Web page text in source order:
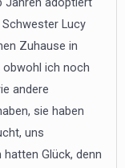
Lucy
Zuhause in
obwohl ich noch
andere
sie haben
uns
Glück, denn